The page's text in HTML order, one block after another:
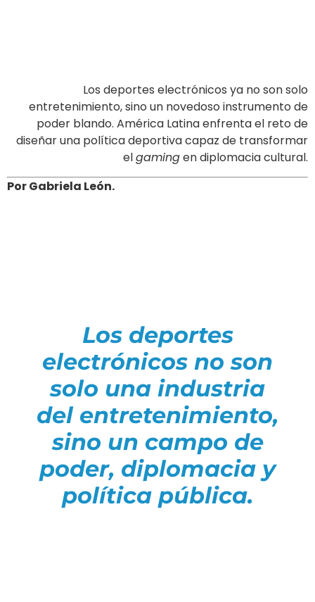
Los deportes electrónicos ya no son solo
entretenimiento, sino un novedoso instrumento de
poder blando. América Latina enfrenta el reto de
diseñar una política deportiva capaz de transformar
elgamingen diplomacia cultural.
Por Gabriela León.
Los deportes
electrónicos no son
solo una industria
del entretenimiento,
sino un campo de
poder, diplomacia y
política pública.